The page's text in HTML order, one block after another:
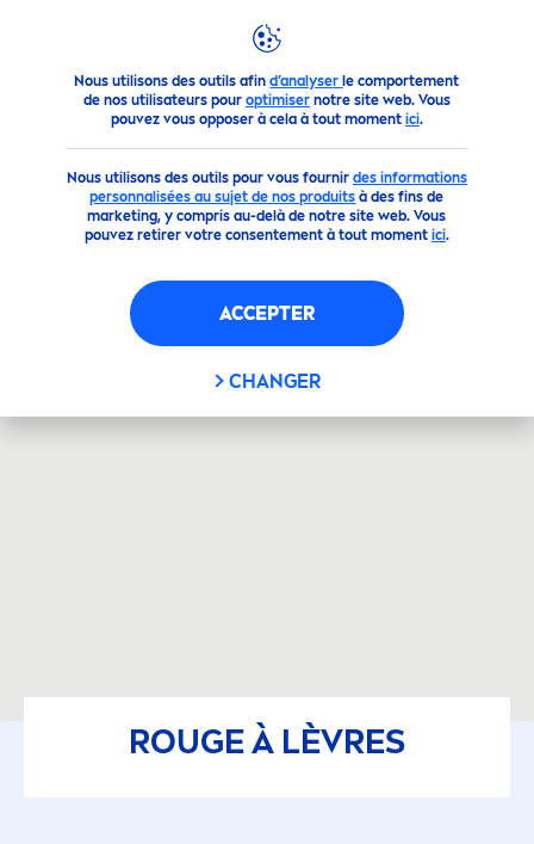
Nous utilisons des outils afind’analyser le comportement
de nos utilisateurs pour optimisernotre site web. Vous
pouvez vous opposer à cela à tout moment ici.
Nous utilisons des outils pour vous fournir des informations
personnalisées au sujet de nos produits à des fins de
marketing, y compris au-delà de notre site web. Vous
pouvez retirer votre consentement à tout moment ici.
ACCEPTER
CHANGER
ROUGE À LÈVRES
FILTRES SÉLECTIONNÉS